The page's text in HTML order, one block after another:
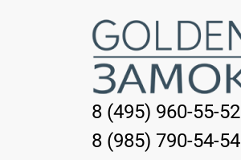
8 (495) 960-55-52
8 (985) 790-54-54